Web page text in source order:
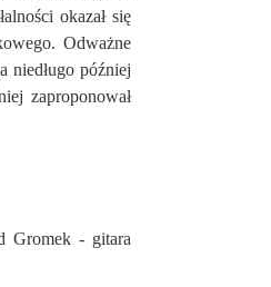
okazał się
Odważne
niedługo później
zaproponował
Gromek - gitara